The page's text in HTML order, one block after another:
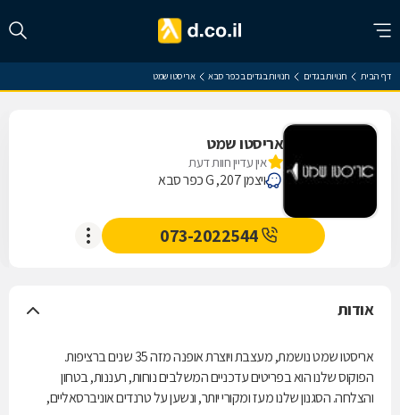
דף הבית חנויות בגדים חנויות בגדים בכפר סבא אריסטו שמט
אריסטו שמט
אין עדיין חוות דעת
ויצמן 207, G כפר סבא
073-2022544
אודות
אריסטו שמט נושמת, מעצבת ויוצרת אופנה מזה 35 שנים ברציפות.
הפוקוס שלנו הוא בפריטים עדכניים המשלבים נוחות, רעננות, בטחון
והצלחה. הסגנון שלנו מעז ומקורי יותר, ונשען על טרנדים אוניברסאליים,